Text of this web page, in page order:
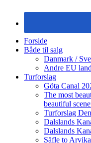
Forside
Både til salg
Danmark /
Andre EU
Turforslag
Göta Canal
The most
beautiful
Turforslag
Dalslands
Dalslands
Säfle to